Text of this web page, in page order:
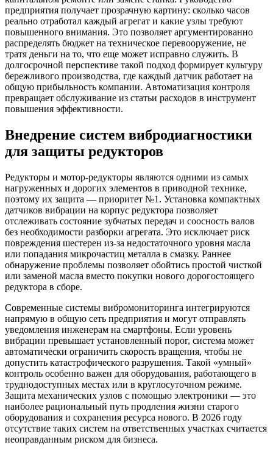
предприятия получает прозрачную картину: сколько часов
реально отработал каждый агрегат и какие узлы требуют
повышенного внимания. Это позволяет аргументированно
распределять бюджет на техническое перевооружение, не
тратя деньги на то, что еще может исправно служить. В
долгосрочной перспективе такой подход формирует культуру
бережливого производства, где каждый датчик работает на
общую прибыльность компании. Автоматизация контроля
превращает обслуживание из статьи расходов в инструмент
повышения эффективности.
Внедрение систем вибродиагностики
для защиты редукторов
Редукторы и мотор-редукторы являются одними из самых
нагруженных и дорогих элементов в приводной технике,
поэтому их защита — приоритет №1. Установка компактных
датчиков вибрации на корпус редуктора позволяет
отслеживать состояние зубчатых передач и соосность валов
без необходимости разборки агрегата. Это исключает риск
повреждения шестерен из-за недостаточного уровня масла
или попадания микрочастиц металла в смазку. Раннее
обнаружение проблемы позволяет обойтись простой чисткой
или заменой масла вместо покупки нового дорогостоящего
редуктора в сборе.
Современные системы вибромониторинга интегрируются
напрямую в общую сеть предприятия и могут отправлять
уведомления инженерам на смартфоны. Если уровень
вибрации превышает установленный порог, система может
автоматически ограничить скорость вращения, чтобы не
допустить катастрофического разрушения. Такой «умный»
контроль особенно важен для оборудования, работающего в
труднодоступных местах или в круглосуточном режиме.
Защита механических узлов с помощью электроники — это
наиболее рациональный путь продления жизни старого
оборудования и сохранения ресурса нового. В 2026 году
отсутствие таких систем на ответственных участках считается
неоправданным риском для бизнеса.